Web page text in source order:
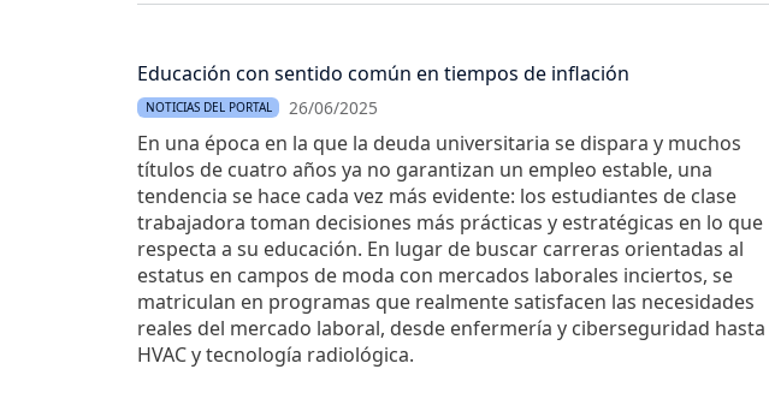
Educación con sentido común en tiempos de inflación
NOTICIAS DEL PORTAL 26/06/2025
En una época en la que la deuda universitaria se dispara y muchos
títulos de cuatro años ya no garantizan un empleo estable, una
tendencia se hace cada vez más evidente: los estudiantes de clase
trabajadora toman decisiones más prácticas y estratégicas en lo que
respecta a su educación. En lugar de buscar carreras orientadas al
estatus en campos de moda con mercados laborales inciertos, se
matriculan en programas que realmente satisfacen las necesidades
reales del mercado laboral, desde enfermería y ciberseguridad hasta
HVAC y tecnología radiológica.